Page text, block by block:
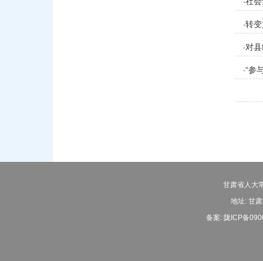
·
·转
·对
·“参
甘肃省人大
地址: 甘
备案: 陇ICP备